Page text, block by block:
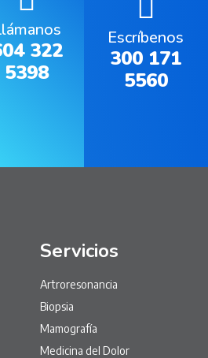
322
5398
Escríbenos
300 171
5560
Servicios
Artroresonancia
Biopsia
Mamografía
Medicina del Dolor